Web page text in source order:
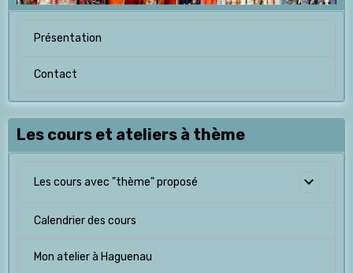
Présentation
Contact
Les cours et ateliers à thème
Les cours avec "thème" proposé
Calendrier des cours
Mon atelier à Haguenau